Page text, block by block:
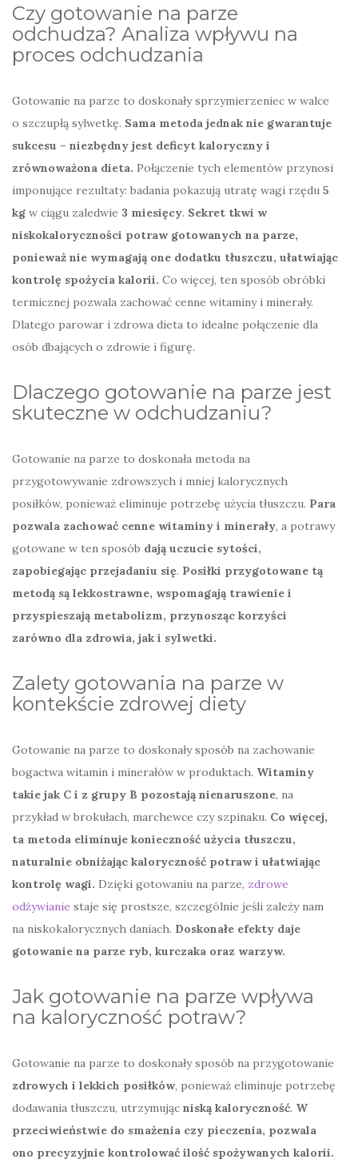
Czy gotowanie na parze
odchudza? Analiza wpływu na
proces odchudzania
Gotowanie na parze to doskonały sprzymierzeniec w walce
o szczupłą sylwetkę. Sama metoda jednak nie gwarantuje
sukcesu – niezbędny jest deficyt kaloryczny i
zrównoważona dieta. Połączenie tych elementów przynosi
imponujące rezultaty: badania pokazują utratę wagi rzędu 5
kg w ciągu zaledwie 3 miesięcy. Sekret tkwi w
niskokaloryczności potraw gotowanych na parze,
ponieważ nie wymagają one dodatku tłuszczu, ułatwiając
kontrolę spożycia kalorii. Co więcej, ten sposób obróbki
termicznej pozwala zachować cenne witaminy i minerały.
Dlatego parowar i zdrowa dieta to idealne połączenie dla
osób dbających o zdrowie i figurę.
Dlaczego gotowanie na parze jest
skuteczne w odchudzaniu?
Gotowanie na parze to doskonała metoda na
przygotowywanie zdrowszych i mniej kalorycznych
posiłków, ponieważ eliminuje potrzebę użycia tłuszczu. Para
pozwala zachować cenne witaminy i minerały, a potrawy
gotowane w ten sposób dają uczucie sytości,
zapobiegając przejadaniu się. Posiłki przygotowane tą
metodą są lekkostrawne, wspomagają trawienie i
przyspieszają metabolizm, przynosząc korzyści
zarówno dla zdrowia, jak i sylwetki.
Zalety gotowania na parze w
kontekście zdrowej diety
Gotowanie na parze to doskonały sposób na zachowanie
bogactwa witamin i minerałów w produktach. Witaminy
takie jak C i z grupy B pozostają nienaruszone, na
przykład w brokułach, marchewce czy szpinaku. Co więcej,
ta metoda eliminuje konieczność użycia tłuszczu,
naturalnie obniżając kaloryczność potraw i ułatwiając
kontrolę wagi. Dzięki gotowaniu na parze, zdrowe
odżywianie staje się prostsze, szczególnie jeśli zależy nam
na niskokalorycznych daniach. Doskonałe efekty daje
gotowanie na parze ryb, kurczaka oraz warzyw.
Jak gotowanie na parze wpływa
na kaloryczność potraw?
Gotowanie na parze to doskonały sposób na przygotowanie
zdrowych i lekkich posiłków, ponieważ eliminuje potrzebę
dodawania tłuszczu, utrzymując niską kaloryczność. W
przeciwieństwie do smażenia czy pieczenia, pozwala
ono precyzyjnie kontrolować ilość spożywanych kalorii.